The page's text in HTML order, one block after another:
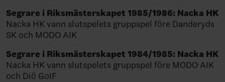
Segrare i Riksmästerskapet 1985/1986: Nacka HK
Nacka HK vann slutspelets gruppspel före Danderyds
SK och MODO AIK
Segrare i Riksmästerskapet 1984/1985: Nacka HK
Nacka HK vann slutspelets gruppspel före MODO AIK
och Diö GoIF